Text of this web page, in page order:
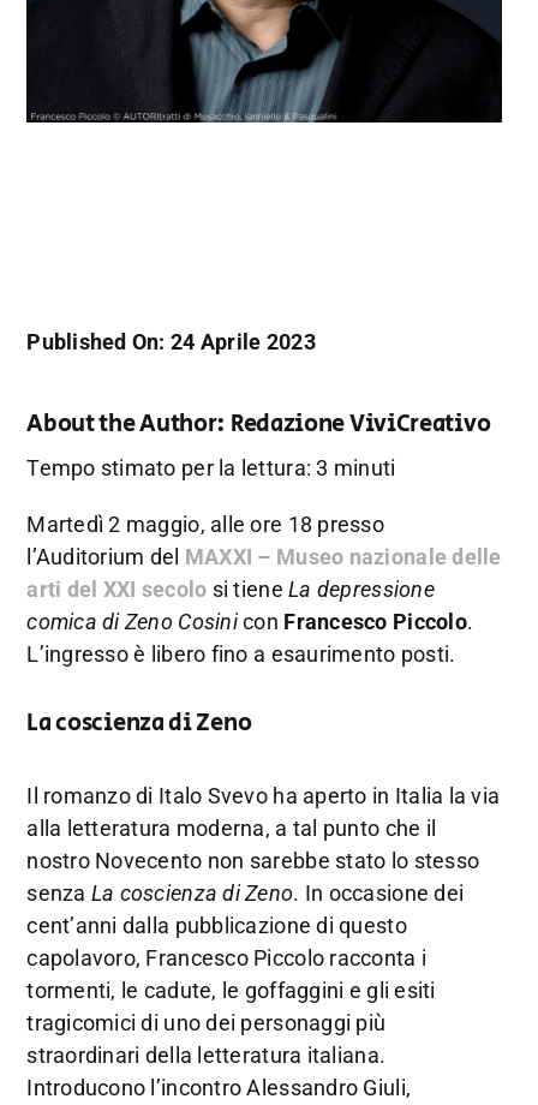
Published On: 24 Aprile 2023
About the Author: Redazione ViviCreativo
Tempo stimato per la lettura: 3 minuti
Martedì 2 maggio, alle ore 18 presso
l’Auditorium del MAXXI – Museo nazionale delle
arti del XXI secolo si tieneLa depressione
comica di Zeno Cosinicon Francesco Piccolo.
L’ingresso è libero fino a esaurimento posti.
La coscienza di Zeno
Il romanzo di Italo Svevo ha aperto in Italia la via
alla letteratura moderna, a tal punto che il
nostro Novecento non sarebbe stato lo stesso
senza La coscienza di Zeno. In occasione dei
cent’anni dalla pubblicazione di questo
capolavoro, Francesco Piccolo racconta i
tormenti, le cadute, le goffaggini e gli esiti
tragicomici di uno dei personaggi più
straordinari della letteratura italiana.
Introducono l’incontro Alessandro Giuli,